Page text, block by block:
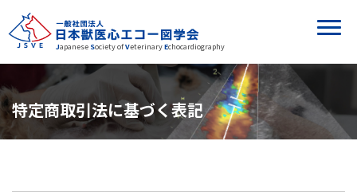
Japanese Society ofVeterinaryEchocardiography
特定商取引法に基づく表記